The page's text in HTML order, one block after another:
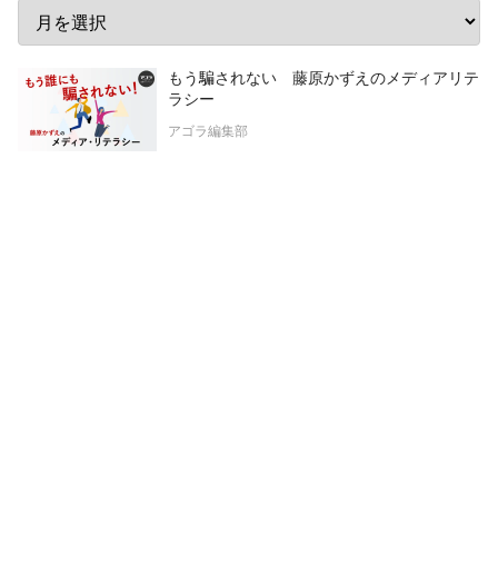
もう騙されない 藤原かずえのメディアリテ
ラシー
アゴラ編集部